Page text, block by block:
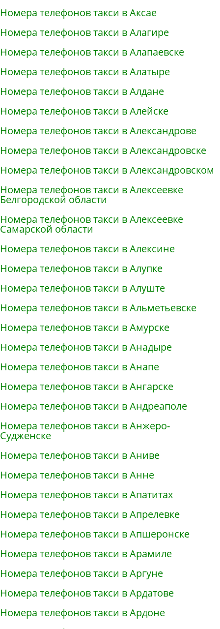
Номера телефонов такси в Аксае
Номера телефонов такси в Алагире
Номера телефонов такси в Алапаевске
Номера телефонов такси в Алатыре
Номера телефонов такси в Алдане
Номера телефонов такси в Алейске
Номера телефонов такси в Александрове
Номера телефонов такси в Александровске
Номера телефонов такси в Александровском
Номера телефонов такси в Алексеевке
Белгородской области
Номера телефонов такси в Алексеевке
Самарской области
Номера телефонов такси в Алексине
Номера телефонов такси в Алупке
Номера телефонов такси в Алуште
Номера телефонов такси в Альметьевске
Номера телефонов такси в Амурске
Номера телефонов такси в Анадыре
Номера телефонов такси в Анапе
Номера телефонов такси в Ангарске
Номера телефонов такси в Андреаполе
Номера телефонов такси в Анжеро-
Судженске
Номера телефонов такси в Аниве
Номера телефонов такси в Анне
Номера телефонов такси в Апатитах
Номера телефонов такси в Апрелевке
Номера телефонов такси в Апшеронске
Номера телефонов такси в Арамиле
Номера телефонов такси в Аргуне
Номера телефонов такси в Ардатове
Номера телефонов такси в Ардоне